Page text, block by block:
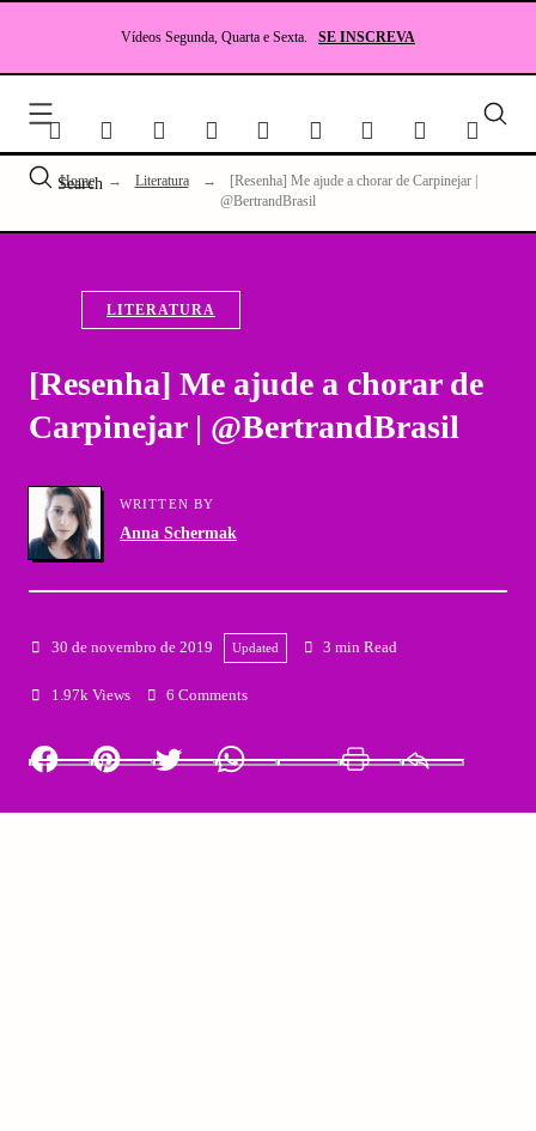
Vídeos Segunda, Quarta e Sexta. SE INSCREVA
Search
Home → Literatura →
[Resenha] Me ajude a chorar de Carpinejar |
@BertrandBrasil
LITERATURA
[Resenha] Me ajude a chorar de
Carpinejar | @BertrandBrasil
WRITTEN BY
Anna Schermak
30 de novembro de 2019 Updated 3 min Read
1.97k Views 6 Comments
Facebook Pinterest Twitter